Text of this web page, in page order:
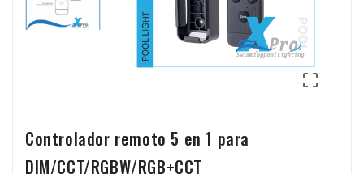

Controlador remoto 5 en 1 para
DIM/CCT/RGBW/RGB+CCT